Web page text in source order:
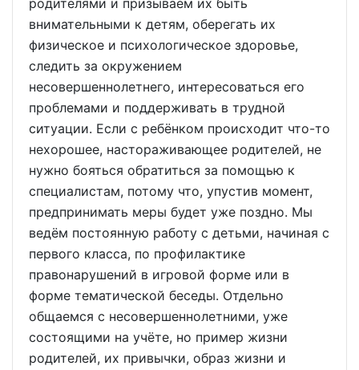
родителями и призываем их быть
внимательными к детям, оберегать их
физическое и психологическое здоровье,
следить за окружением
несовершеннолетнего, интересоваться его
проблемами и поддерживать в трудной
ситуации. Если с ребёнком происходит что-то
нехорошее, настораживающее родителей, не
нужно бояться обратиться за помощью к
специалистам, потому что, упустив момент,
предпринимать меры будет уже поздно. Мы
ведём постоянную работу с детьми, начиная с
первого класса, по профилактике
правонарушений в игровой форме или в
форме тематической беседы. Отдельно
общаемся с несовершеннолетними, уже
состоящими на учёте, но пример жизни
родителей, их привычки, образ жизни и